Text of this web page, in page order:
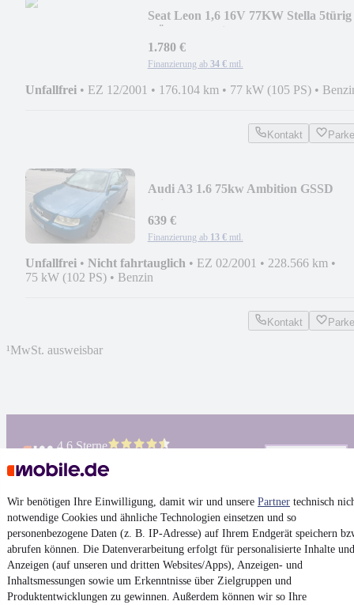
Wir benötigen Ihre Einwilligung, damit wir und unsere Partner technisch
notwendige Cookies und ähnliche Technologien einsetzen und so
personenbezogene Daten (z. B. IP-Adresse) auf Ihrem Endgerät speichern
abrufen können. Die Datenverarbeitung erfolgt für personalisierte Inhalte und
Anzeigen (auf unseren und dritten Websites/Apps), Anzeigen- und
Inhaltsmessungen sowie um Erkenntnisse über Zielgruppen und
Produktentwicklungen zu gewinnen. Außerdem können wir so Ihre
Seat Leon 1,6 16V 77KW Stella 5türig
1.780 €
Finanzierung ab 34 € mtl.
Unfallfrei • EZ 12/2001 • 176.104 km • 77 kW (105 PS) •
Kontakt
Audi A3 1.6 75kw Ambition GSSD
639 €
Finanzierung ab 13 € mtl.
Unfallfrei • Nicht fahrtauglich • EZ 02/2001 • 228.566 km •
75 kW (102 PS) • Benzin
Kontakt
¹MwSt. ausweisbar
4.6 Sterne
Nutze mobile.de schnell und einfach
Impressum
AGB
Vertrag widerrufen
Datenschutz